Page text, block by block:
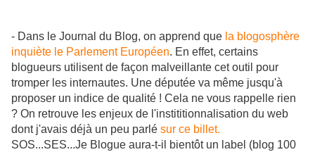
- Dans le Journal du Blog, on apprend que la blogosphère
inquiète le Parlement Européen. En effet, certains
blogueurs utilisent de façon malveillante cet outil pour
tromper les internautes. Une députée va même jusqu'à
proposer un indice de qualité ! Cela ne vous rappelle rien
? On retrouve les enjeux de l'instititionnalisation du web
dont j'avais déjà un peu parlé sur ce billet.
SOS...SES...Je Blogue aura-t-il bientôt un label (blog 100